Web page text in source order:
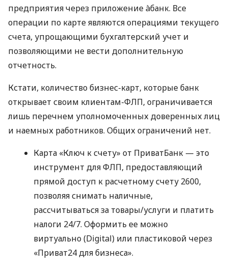
предприятия через приложение àбанк. Все
операции по карте являются операциями текущего
счета, упрощающими бухгалтерский учет и
позволяющими не вести дополнительную
отчетность.
Кстати, количество бизнес-карт, которые банк
открывает своим клиентам-ФЛП, ограничивается
лишь перечнем уполномоченных доверенных лиц
и наемных работников. Общих ограничений нет.
Карта «Ключ к счету» от ПриватБанк — это
инструмент для ФЛП, предоставляющий
прямой доступ к расчетному счету 2600,
позволяя снимать наличные,
рассчитываться за товары/услуги и платить
налоги 24/7. Оформить ее можно
виртуально (Digital) или пластиковой через
«Приват24 для бизнеса».